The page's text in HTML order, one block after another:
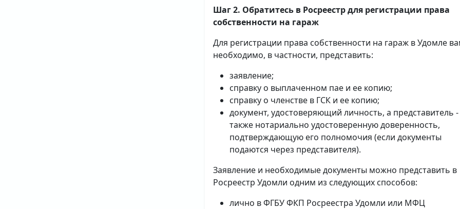
Шаг 2. Обратитесь в Росреестр для регистрации права
собственности на гараж
Для регистрации права собственности на гараж в Удомле
необходимо, в частности, представить:
заявление;
справку о выплаченном пае и ее копию;
справку о членстве в ГСК и ее копию;
документ, удостоверяющий личность, а представитель -
также нотариально удостоверенную доверенность,
подтверждающую его полномочия (если документы
подаются через представителя).
Заявление и необходимые документы можно представить в
Росреестр Удомли одним из следующих способов:
лично в ФГБУ ФКП Росреестра Удомли или МФЦ